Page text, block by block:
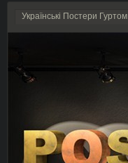
Українські Постери Гуртом